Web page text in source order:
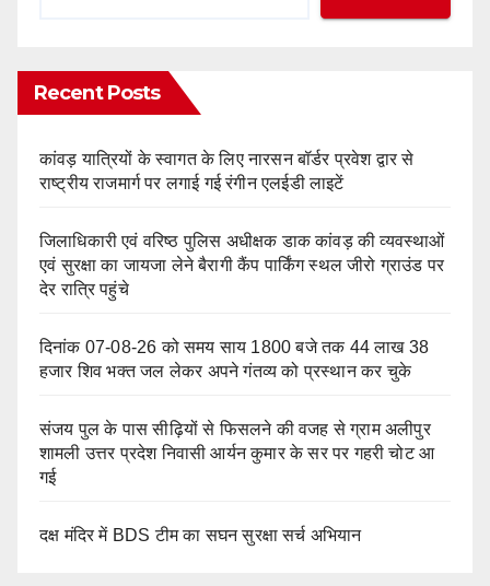
Recent Posts
कांवड़ यात्रियों के स्वागत के लिए नारसन बॉर्डर प्रवेश द्वार से
राष्ट्रीय राजमार्ग पर लगाई गई रंगीन एलईडी लाइटें
जिलाधिकारी एवं वरिष्ठ पुलिस अधीक्षक डाक कांवड़ की व्यवस्थाओं
एवं सुरक्षा का जायजा लेने बैरागी कैंप पार्किंग स्थल जीरो ग्राउंड पर
देर रात्रि पहुंचे
दिनांक 07-08-26 को समय साय 1800 बजे तक 44 लाख 38
हजार शिव भक्त जल लेकर अपने गंतव्य को प्रस्थान कर चुके
संजय पुल के पास सीढ़ियों से फिसलने की वजह से ग्राम अलीपुर
शामली उत्तर प्रदेश निवासी आर्यन कुमार के सर पर गहरी चोट आ
गई
दक्ष मंदिर में BDS टीम का सघन सुरक्षा सर्च अभियान